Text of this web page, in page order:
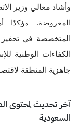
وأشاد معالي وزير
المعروضة، مؤكدًا
المتخصصة في تحفيز
الكفاءات الوطنية
جاهزية المنطقة
السعودية